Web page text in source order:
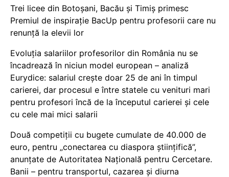
Trei licee din Botoșani, Bacău și Timiș primesc
Premiul de inspirație BacUp pentru profesorii care nu
renunță la elevii lor
Evoluția salariilor profesorilor din România nu se
încadrează în niciun model european – analiză
Eurydice: salariul crește doar 25 de ani în timpul
carierei, dar procesul e între statele cu venituri mari
pentru profesori încă de la începutul carierei și cele
cu cele mai mici salarii
Două competiții cu bugete cumulate de 40.000 de
euro, pentru „conectarea cu diaspora științifică”,
anunțate de Autoritatea Națională pentru Cercetare.
Banii – pentru transportul, cazarea și diurna